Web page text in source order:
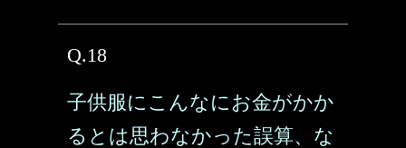
Q.18
子供服にこんなにお金がかか
るとは思わなかった誤算、な